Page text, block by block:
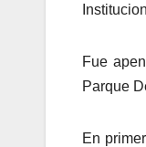
Fue
Parque
En